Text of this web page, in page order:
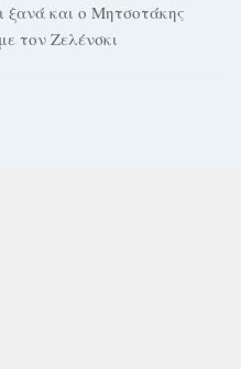
ξανά και ο Μητσοτάκης
τον Ζελένσκι